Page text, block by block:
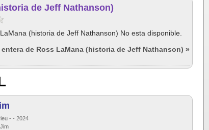
de Jeff Nathanson)
(historia de Jeff Nathanson) No esta disponible.
de Ross LaMana (historia de Jeff Nathanson) »
- - 2024